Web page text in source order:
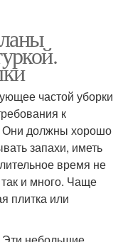
частой уборки
к
Они должны хорошо
запахи, иметь
время не
и много. Чаще
плитка или